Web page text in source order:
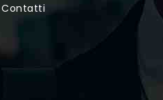
Contatti